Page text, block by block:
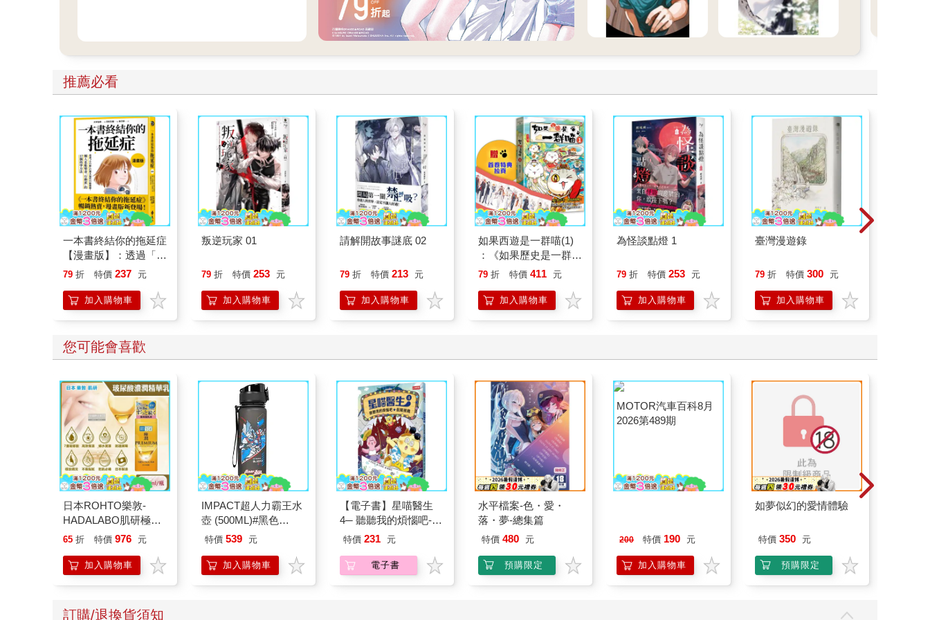
推薦必看
一本書終結你的拖延症
【漫畫版】：透過「小
行動」打開大腦的行動
「行動派」的37個科
學方法
79 折 特價 237 元
加入購物車
叛逆玩家 01
79 折 特價 253 元
加入購物車
請解開故事謎底 02
79 折 特價 213 元
加入購物車
如果西遊是一群喵(1)
：《如果歷史是一群
喵》作者最新力作，附
79 折 特價 411 元
加入購物車
為怪談點燈 1
79 折 特價 253 元
加入購物車
臺灣漫遊錄
79 折 特價 300 元
加入購物車
您可能會喜歡
日本ROHTO樂敦-
HADALABO肌研極潤
金緻7重玻尿酸高效保
140ml/金瓶(Premium
臉部肌膚護理乳霜,素
65 折 特價 976 元
加入購物車
IMPACT超人力霸王水
壺 (500ML)#黑色
IMUTB01BK
特價 539 元
加入購物車
【電子書】星喵醫生
4─ 聽聽我的煩惱吧-假
期挑戰
特價 231 元
電子書
水平檔案-色・愛・
落・夢-總集篇
特價 480 元
預購限定
200 特價 190 元
加入購物車
如夢似幻的愛情體驗
特價 350 元
預購限定
訂購/退換貨須知